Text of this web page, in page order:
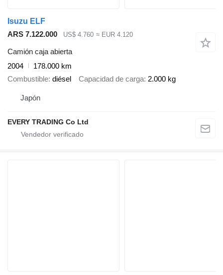
Isuzu ELF
ARS 7.122.000
US$ 4.760 ≈ EUR 4.120
Camión caja abierta
2004
178.000 km
Combustible diésel Capacidad de carga 2.000 kg
Japón
EVERY TRADING Co Ltd